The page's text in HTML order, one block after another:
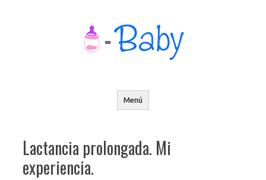
Menú
Lactancia prolongada. Mi
experiencia.